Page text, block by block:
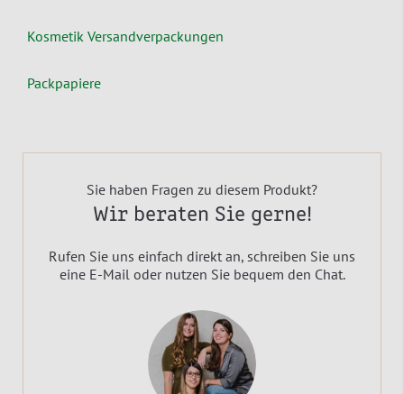
Kosmetik Versandverpackungen
Packpapiere
Sie haben Fragen zu diesem Produkt?
Wir beraten Sie gerne!
Rufen Sie uns einfach direkt an, schreiben Sie uns
eine E-Mail oder nutzen Sie bequem den Chat.